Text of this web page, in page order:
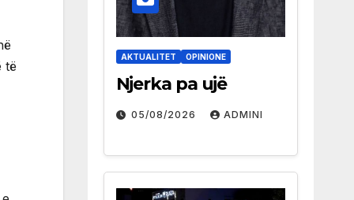
të
AKTUALITET OPINIONE
Njerka pa ujë
05/08/2026 ADMINI